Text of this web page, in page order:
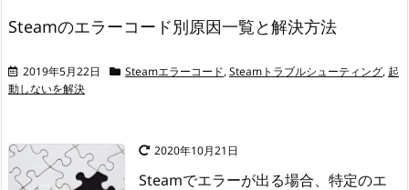
Steamのエラーコード別原因一覧と解決方法
2019年5月22日 Steamエラーコード,Steamトラブルシューティング, 起
動しないを解決
2020年10月21日
Steamでエラーが出る場合、特定のエ